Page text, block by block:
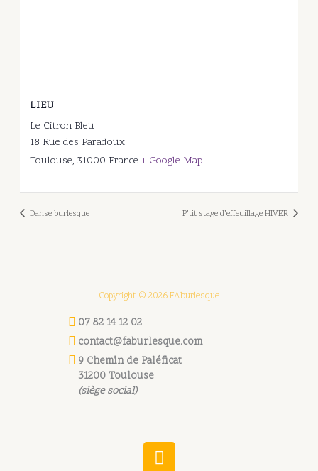
LIEU
Le Citron Bleu
18 Rue des Paradoux
Toulouse, 31000 France + Google Map
Danse burlesque P’tit stage d’effeuillage HIVER
Copyright © 2026 FAburlesque
07 82 14 12 02
contact@faburlesque.com
9 Chemin de Paléficat
31200 Toulouse
(siège social)
W